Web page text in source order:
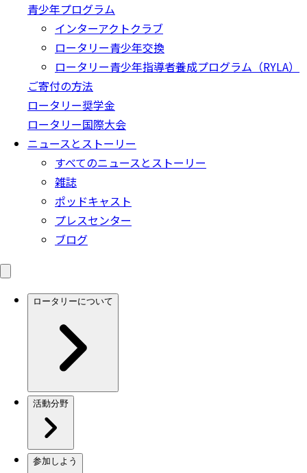
青少年プログラム
インターアクトクラブ
ロータリー青少年交換
ロータリー青少年指導者養成プログラム（RYLA）
ご寄付の方法
ロータリー奨学金
ロータリー国際大会
ニュースとストーリー
すべてのニュースとストーリー
雑誌
ポッドキャスト
プレスセンター
ブログ
ロータリーについて
活動分野
参加しよう